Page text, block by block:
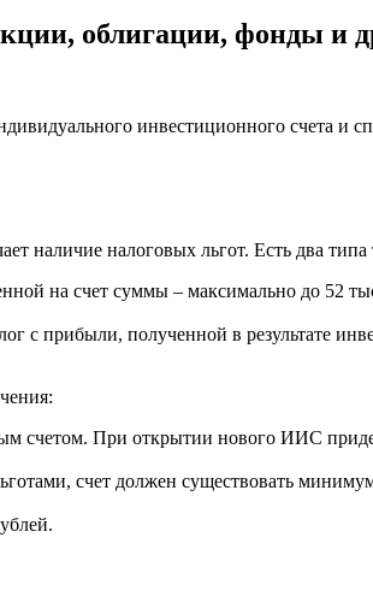
облигации, фонды и
инвестиционного счета и
наличие налоговых льгот. Есть два типа
на счет суммы – максимально до 52
с прибыли, полученной в результате
счетом. При открытии нового ИИС
счет должен существовать